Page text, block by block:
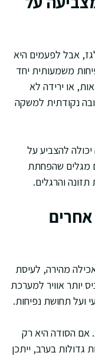
אבל לפעמים היא
משמעותית יחד
או ירידה לא
נקודתית למשקה
להצביע על
מגלים שהפחתת
והרגלים.
מהירה, לעיסת
יותר אוויר למערכת
ועל תחושת נפיחות.
אם הסודה היא רק
גדולות בערב, ייתכן